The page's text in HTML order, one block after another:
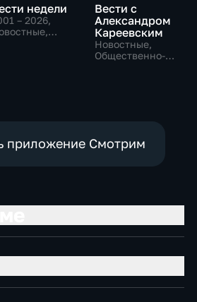
недели
– 2026,
Вести с
Александром
Кареевским
Новостные,
Общественно-
приложение Смотрим